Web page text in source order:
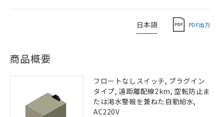
日本語 PDF出力
商品概要
フロートなしスイッチ, プラグイン
タイプ, 遠距離配線2km, 空転防止ま
たは渇水警報を兼ねた自動給水,
AC220V